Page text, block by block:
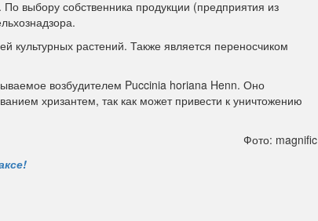
выбору собственника продукции (предприятия из
культурных растений. Также является переносчиком
возбудителем Puccinia horiana Henn. Оно
хризантем, так как может привести к уничтожению
Фото: magnific